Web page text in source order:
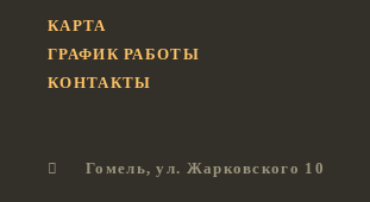
КАРТА
ГРАФИК РАБОТЫ
КОНТАКТЫ
Гомель, ул. Жарковского 10